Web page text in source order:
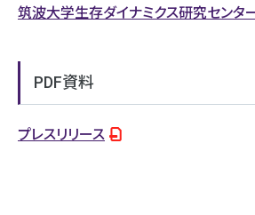
筑波大学生存ダイナミクス研究センター
PDF資料
プレスリリース